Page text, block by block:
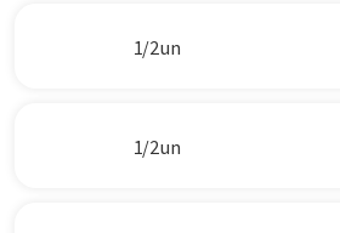
1/2 un
1/2 un